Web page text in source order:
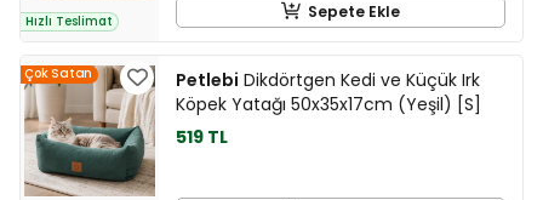
Hızlı Teslimat Sepete Ekle
Çok Satan Petlebi Dikdörtgen Kedi ve Küçük Irk
Köpek Yatağı 50x35x17cm (Yeşil) [S]
519 TL